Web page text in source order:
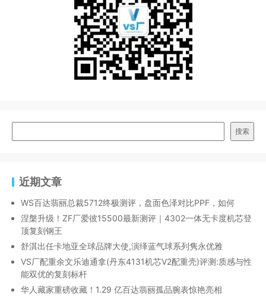
搜索
近期文章
WS百达翡丽总裁5712终极测评，盘面色泽对比PPF，如何
涅槃升级！ZF厂爱彼15500最新测评｜4302一体无卡度机芯登
顶复刻钢王
舒淇出任卡地亚全球品牌大使,演绎蓝气球系列隽永优雅
VS厂配重余文乐迪通拿(丹东4131机芯V2配重壳)评测:质感与性
能双优的复刻标杆
华人藏家重磅收藏！1.29 亿百达翡丽孤品腕表惊艳亮相